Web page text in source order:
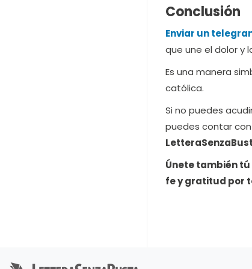
Conclusión
Enviar un
que une el dolor y
Es una manera
católica.
Si no puedes
puedes contar con
Únete también
fe y gratitud por